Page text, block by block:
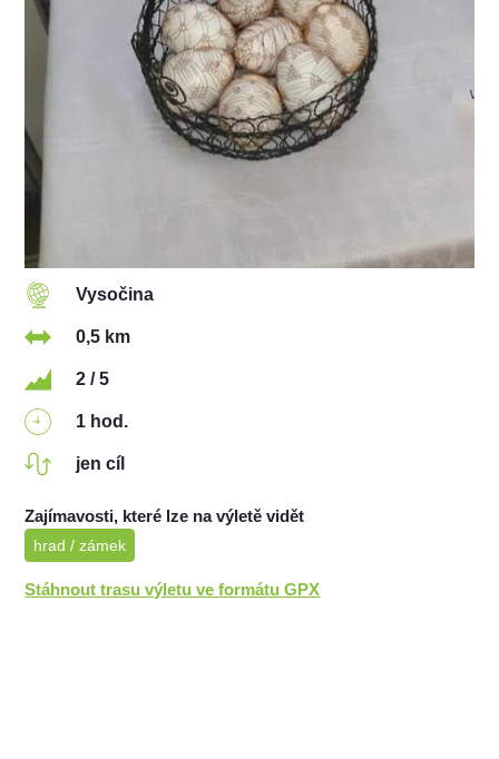
Vysočina
0,5 km
2 / 5
1 hod.
jen cíl
Zajímavosti, které lze na výletě vidět
hrad / zámek
Stáhnout trasu výletu ve formátu GPX